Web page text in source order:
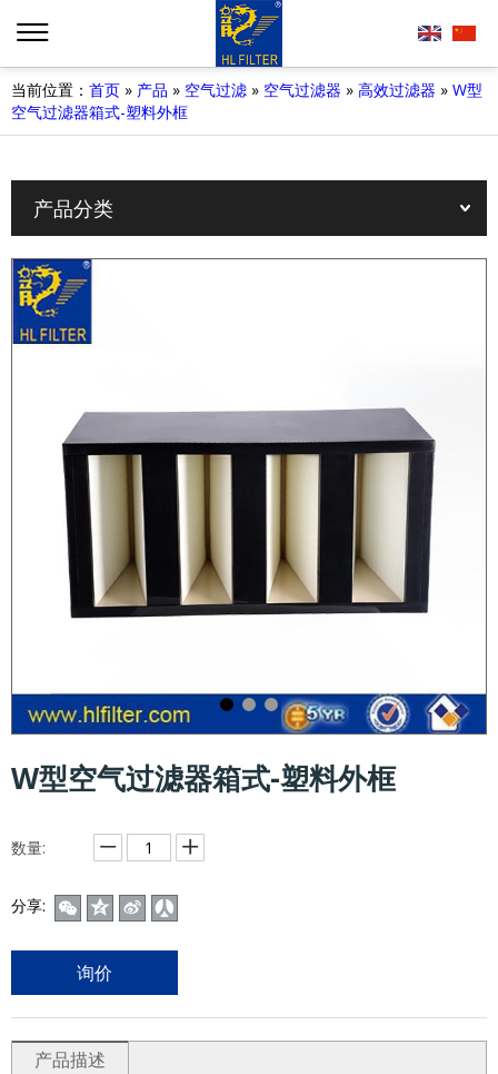
当前位置： 首页 » 产品 » 空气过滤 » 空气过滤器 » 高效过滤器 » W型
空气过滤器箱式-塑料外框
产品分类
W型空气过滤器箱式-塑料外框
数量:
分享:
询价
产品描述